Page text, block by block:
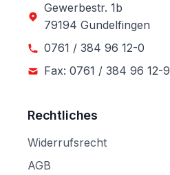
Gewerbestr. 1b
79194 Gundelfingen
0761 / 384 96 12-0
Fax: 0761 / 384 96 12-9
Rechtliches
Widerrufsrecht
AGB